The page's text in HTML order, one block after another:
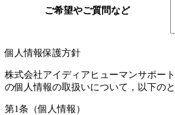
ご希望やご質問など
個人情報保護方針
株式会社アイディアヒューマンサポー
の個人情報の取扱いについて，以下の
第1条（個人情報）